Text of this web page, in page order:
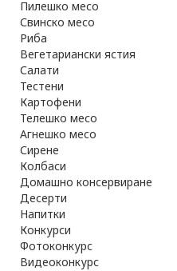
Пилешко месо
Свинско месо
Риба
Вегетариански ястия
Салати
Тестени
Картофени
Телешко месо
Агнешко месо
Сирене
Колбаси
Домашно консервиране
Десерти
Напитки
Конкурси
Фотоконкурс
Видеоконкурс